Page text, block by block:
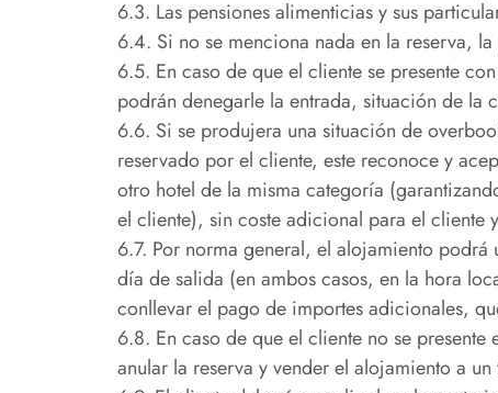
6.3. Las pensiones alimenticias y sus
6.4. Si no se menciona nada en la reserva,
6.5. En caso de que el cliente se presente
podrán denegarle la entrada, situación de la
6.6. Si se produjera una situación de
reservado por el cliente, este reconoce y
otro hotel de la misma categoría
el cliente), sin coste adicional para el cliente
6.7. Por norma general, el alojamiento
día de salida (en ambos casos, en la hora
conllevar el pago de importes adicionales,
6.8. En caso de que el cliente no se
anular la reserva y vender el alojamiento a